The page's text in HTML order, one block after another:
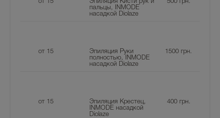
от 15
Эпиляция Кисти рук и
пальцы, INMODE
насадкой Diolaze
500грн.
от 15
Эпиляция Руки
полностью, INMODE
насадкой Diolaze
1500 грн.
от 15
Эпиляция Крестец,
INMODE насадкой
Diolaze
400грн.